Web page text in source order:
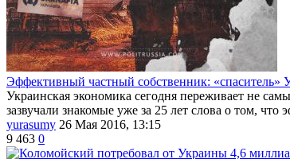
Эффективный частный собственник: «спаситель»
Украинская экономика сегодня переживает не
зазвучали знакомые уже за 25 лет слова о том,
yurasumy 26 Мая 2016, 13:15
9 463 0